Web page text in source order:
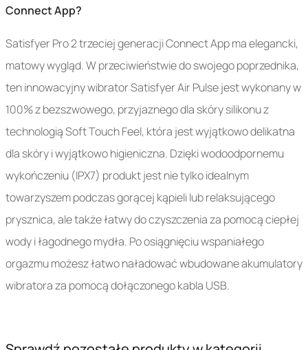
Connect App?
Satisfyer Pro 2 trzeciej generacji Connect App ma elegancki,
matowy wygląd. W przeciwieństwie do swojego poprzednika,
ten innowacyjny wibrator Satisfyer Air Pulse jest wykonany w
100% z bezszwowego, przyjaznego dla skóry silikonu z
technologią Soft Touch Feel, która jest wyjątkowo delikatna
dla skóry i wyjątkowo higieniczna. Dzięki wodoodpornemu
wykończeniu (IPX7) produkt jest nie tylko idealnym
towarzyszem podczas gorącej kąpieli lub relaksującego
prysznica, ale także łatwy do czyszczenia za pomocą ciepłej
wody i łagodnego mydła. Po osiągnięciu wspaniałego
orgazmu możesz łatwo naładować wbudowane akumulatory
wibratora za pomocą dołączonego kabla USB.